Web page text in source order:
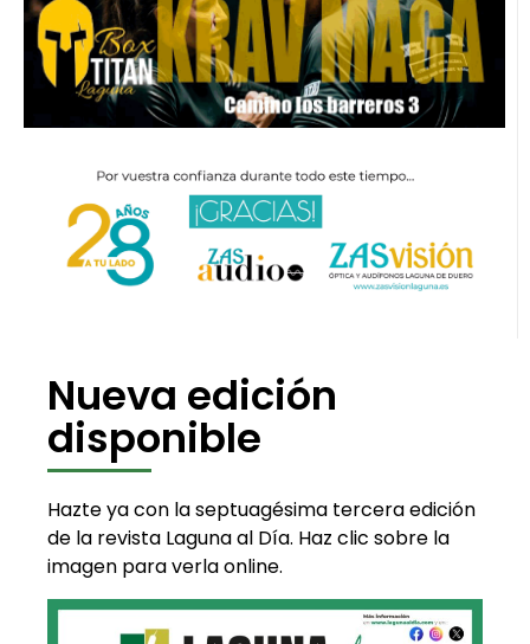
Nueva edición
disponible
Hazte ya con la septuagésima tercera edición
de la revista Laguna al Día. Haz clic sobre la
imagen para verla online.